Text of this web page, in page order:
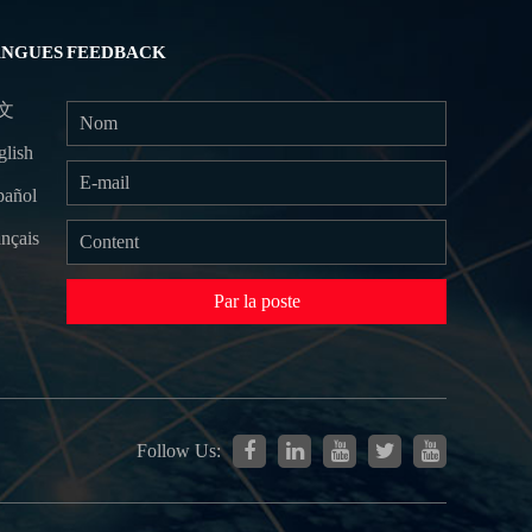
FEEDBACK
Par la poste
Follow Us: